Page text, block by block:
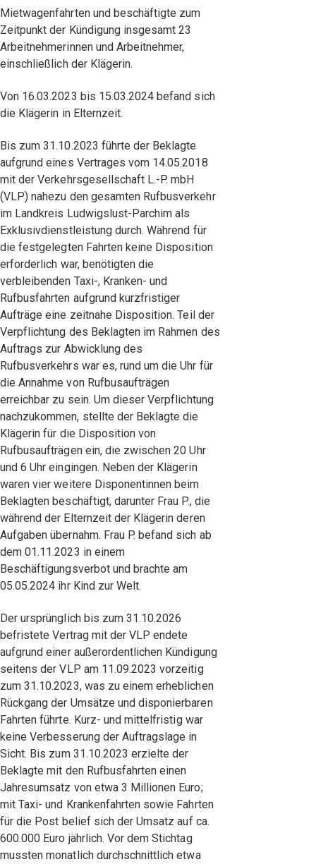
Mietwagenfahrten und beschäftigte zum
Zeitpunkt der Kündigung insgesamt 23
Arbeitnehmerinnen und Arbeitnehmer,
einschließlich der Klägerin.
Von 16.03.2023 bis 15.03.2024 befand sich
die Klägerin in Elternzeit.
Bis zum 31.10.2023 führte der Beklagte
aufgrund eines Vertrages vom 14.05.2018
mit der Verkehrsgesellschaft L.-P. mbH
(VLP) nahezu den gesamten Rufbusverkehr
im Landkreis Ludwigslust-Parchim als
Exklusivdienstleistung durch. Während für
die festgelegten Fahrten keine Disposition
erforderlich war, benötigten die
verbleibenden Taxi-, Kranken- und
Rufbusfahrten aufgrund kurzfristiger
Aufträge eine zeitnahe Disposition. Teil der
Verpflichtung des Beklagten im Rahmen des
Auftrags zur Abwicklung des
Rufbusverkehrs war es, rund um die Uhr für
die Annahme von Rufbusaufträgen
erreichbar zu sein. Um dieser Verpflichtung
nachzukommen, stellte der Beklagte die
Klägerin für die Disposition von
Rufbusaufträgen ein, die zwischen 20 Uhr
und 6 Uhr eingingen. Neben der Klägerin
waren vier weitere Disponentinnen beim
Beklagten beschäftigt, darunter Frau P., die
während der Elternzeit der Klägerin deren
Aufgaben übernahm. Frau P. befand sich ab
dem 01.11.2023 in einem
Beschäftigungsverbot und brachte am
05.05.2024 ihr Kind zur Welt.
Der ursprünglich bis zum 31.10.2026
befristete Vertrag mit der VLP endete
aufgrund einer außerordentlichen Kündigung
seitens der VLP am 11.09.2023 vorzeitig
zum 31.10.2023, was zu einem erheblichen
Rückgang der Umsätze und disponierbaren
Fahrten führte. Kurz- und mittelfristig war
keine Verbesserung der Auftragslage in
Sicht. Bis zum 31.10.2023 erzielte der
Beklagte mit den Rufbusfahrten einen
Jahresumsatz von etwa 3 Millionen Euro;
mit Taxi- und Krankenfahrten sowie Fahrten
für die Post belief sich der Umsatz auf ca.
600.000 Euro jährlich. Vor dem Stichtag
mussten monatlich durchschnittlich etwa